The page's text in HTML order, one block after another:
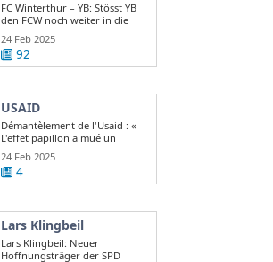
FC Winterthur – YB: Stösst YB
den FCW noch weiter in die
Krise?
24 Feb 2025
92
USAID
Démantèlement de l'Usaid : «
L'effet papillon a mué un
scandale d ...
24 Feb 2025
4
Lars Klingbeil
Lars Klingbeil: Neuer
Hoffnungsträger der SPD